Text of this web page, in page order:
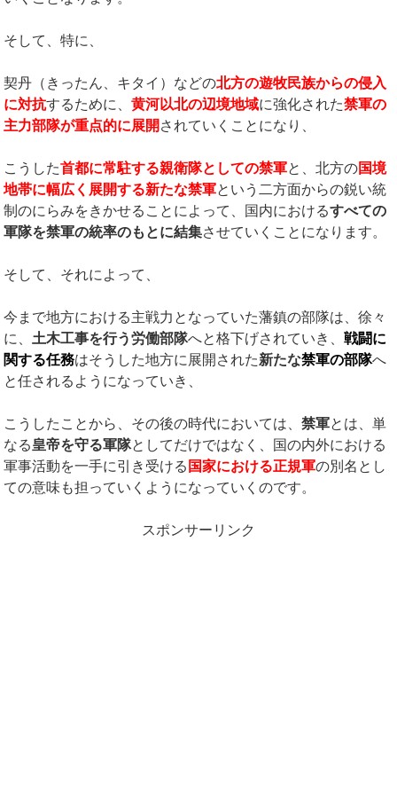
そして、特に、
契丹（きったん、キタイ）などの北方の遊牧民族からの侵入
に対抗するために、黄河以北の辺境地域に強化された禁軍の
主力部隊が重点的に展開 されていくことになり、
こうした首都に常駐する親衛隊としての禁軍と、北方の国境
地帯に幅広く展開する新たな禁軍という二方面からの鋭い統
制のにらみをきかせることによって、国内におけるすべての
軍隊を禁軍の統率のもとに結集させていくことになります。
そして、それによって、
今まで地方における主戦力となっていた藩鎮の部隊は、徐々
に、土木工事を行う労働部隊へと格下げされていき、戦闘に
関する任務はそうした地方に展開された新たな禁軍の部隊へ
と任されるようになっていき、
こうしたことから、その後の時代においては、禁軍とは、単
なる皇帝を守る軍隊としてだけではなく、国の内外における
軍事活動を一手に引き受ける 国家における正規軍の別名とし
ての意味も担っていくようになっていくのです。
スポンサーリンク